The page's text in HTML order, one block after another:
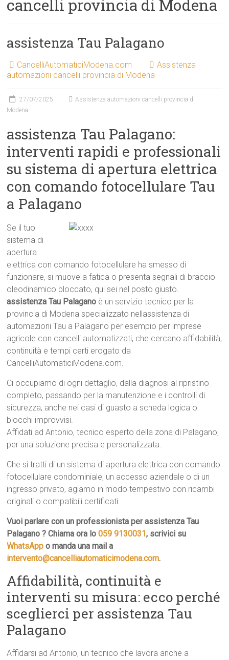
cancelli provincia di Modena
assistenza Tau Palagano
CancelliAutomaticiModena.com
Assistenza
automazioni cancelli provincia di Modena
27/07/2025
Assistenza automazioni cancelli provincia di
Modena
assistenza Tau Palagano:
interventi rapidi e professionali
su sistema di apertura elettrica
con comando fotocellulare Tau
a Palagano
Se il tuo
sistema di
apertura
elettrica con comando fotocellulare ha smesso di
funzionare, si muove a fatica o presenta segnali di braccio
oleodinamico bloccato, qui sei nel posto giusto.
assistenza Tau Palagano è un servizio tecnico per la
provincia di Modena specializzato nellassistenza di
automazioni Tau a Palagano per esempio per imprese
agricole con cancelli automatizzati, che cercano affidabilità,
continuità e tempi certi erogato da
CancelliAutomaticiModena.com.
Ci occupiamo di ogni dettaglio, dalla diagnosi al ripristino
completo, passando per la manutenzione e i controlli di
sicurezza, anche nei casi di guasto a scheda logica o
blocchi improvvisi.
Affidati ad Antonio, tecnico esperto della zona di Palagano,
per una soluzione precisa e personalizzata.
Che si tratti di un sistema di apertura elettrica con comando
fotocellulare condominiale, un accesso aziendale o di un
ingresso privato, agiamo in modo tempestivo con ricambi
originali o compatibili certificati.
Vuoi parlare con un professionista per assistenza Tau
Palagano ? Chiama ora lo059 9130031, scrivici su
WhatsApp o manda una mail a
intervento@cancelliautomaticimodena.com.
Affidabilità, continuità e
interventi su misura: ecco perché
sceglierci per assistenza Tau
Palagano
Affidarsi ad Antonio, un tecnico che lavora anche a